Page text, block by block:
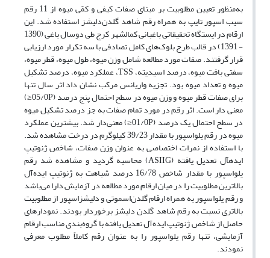
به‌منظور تعیین مطلوبیت بر مبنای صفات کیفی و کمّی میوه از 11 رقم
سیب اسپور تایپ به همراه رقم شاهد گلدن‌دلیشز استفاده شد. این
ارقام در ایستگاه تحقیقاتی باغبانی کمالشهر کرج طی دوسال باغی (1390
- 1391) در قالب طرح بلوک‌های کامل تصادفی با سه تکرار مورد ارزیابی
قرار گرفتند. صفات مورد مطالعه شامل وزن میوه، طول میوه، قطر میوه،
سفتی بافت میوه، درصد اسیدیته، TSS، عملکرد میوه، درصد تشکیل
میوه و تعداد میوه بود. تجزیه واریانس مرکب نشان داد اثر سال تنها
برای صفات قطر میوه و وزن میوه در سطح احتمال پنج درصد (05/0P≤)
معنی دار است. اثر رقم در مورد تمام صفات به جز درصد تشکیل میوه
در سطح احتمال یک درصد (01/0P≤) معنی‌دار شد. بیشترین عملکرد
میوه در رقم یلواسپور با مقدار 39/23 کیلوگرم در درخت مشاهده شد.
با استفاده از نمرات اختصاصی به عنوان وزن صفات، شاخص ژنوتیپ
ایده­آل تعدیل یافته (ASIIG) محاسبه گردید و مشاهده شد رقم
یلواسپور با مقدار شاخص 16/78 درصد شباهت به ژنوتیپ ایده‌آل
بالاترین مطلوبیت را در میان ارقام مورد مطالعه در آزمایش دارا می‌باشد
و رقم یلو‌اسپور به همراه ارقام گلدن‌اسموتی و دلیشز‌اسپور از مطلوبیت
بالاتری نسبت به رقم شاهد گلدن دلیشز برخوردار بودند. نمودارهای
حاصل از شاخص ژنوتیپ‌ ایده‌آل تعدیل یافته با گروه‌بندی مناسب ارقام
آزمایشی، تنها رقم یلو‌اسپور را به عنوان رقم کاملاً مطلوب معرفی
نمودند.